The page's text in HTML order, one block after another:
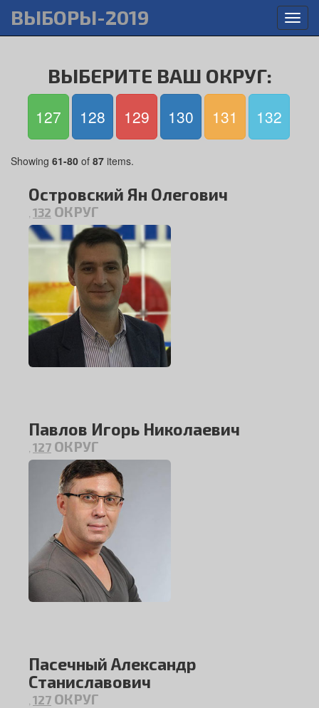
ВЫБОРЫ-2019
ВЫБЕРИТЕ ВАШ ОКРУГ:
127 128 129 130 131 132
Showing 61-80 of 87 items.
Островский Ян Олегович
132 ОКРУГ
Павлов Игорь Николаевич
127 ОКРУГ
Пасечный Александр
Станиславович
127 ОКРУГ